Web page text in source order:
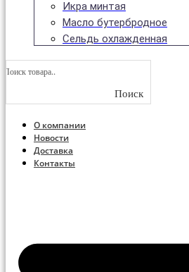
Икра минтая
Масло бутербродное
Сельдь охлажденная
Поиск
О компании
Новости
Доставка
Контакты